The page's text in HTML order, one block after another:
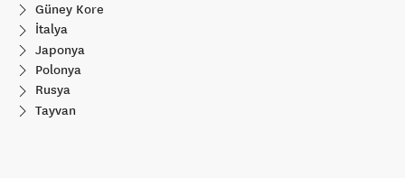
Güney Kore
İtalya
Japonya
Polonya
Rusya
Tayvan